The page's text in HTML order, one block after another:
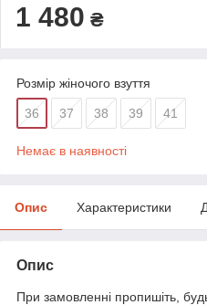
1 480 ₴
Розмір жіночого взуття
36 37 38 39 41
Немає в наявності
Опис Характеристики
Опис
При замовленні пропишіть,